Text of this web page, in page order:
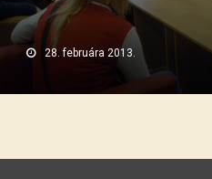
28. februára 2013.